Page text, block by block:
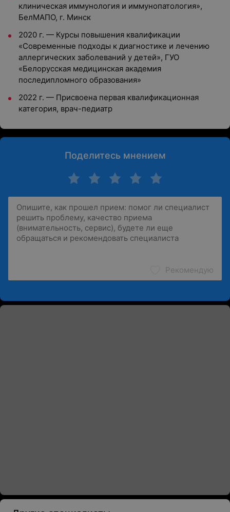
клиническая иммунология и иммунопатология»,
БелМАПО, г. Минск
2020 г. — Курсы повышения квалификации
«Современные подходы к диагностике и лечению
аллергических заболеваний у детей», ГУО
«Белорусская медицинская академия
последипломного образования»
2022 г. — Присвоена первая квалификационная
категория, врач-педиатр
Поделитесь мнением
Рекомендую